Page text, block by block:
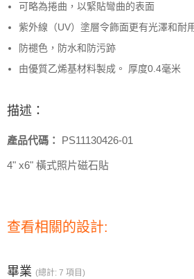
可略為捲曲，以緊貼彎曲的表面
紫外線（UV）塗層令飾面更有光澤和耐
防褪色，防水和防污跡
由優質乙烯基材料製成。 厚度0.4毫米
描述：
產品代碼： PS11130426-01
4" x6" 橫式照片磁石貼
查看相關的設計:
畢業 (總計: 7 項目)